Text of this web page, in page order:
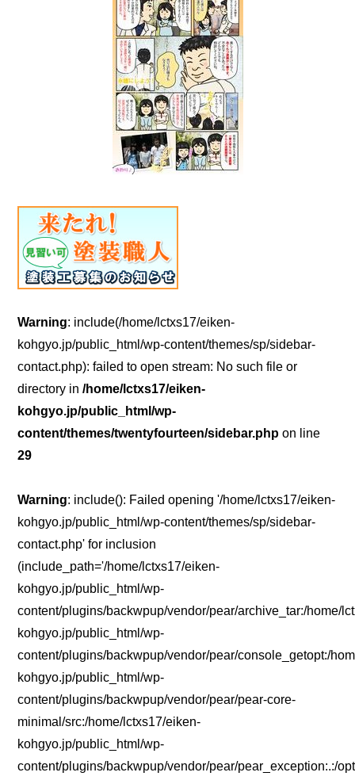
Warning: include(/home/lctxs17/eiken-
kohgyo.jp/public_html/wp-content/themes/sp/sidebar-
contact.php): failed to open stream: No such file or
directory in/home/lctxs17/eiken-
kohgyo.jp/public_html/wp-
content/themes/twentyfourteen/sidebar.php on line
29
Warning: include(): Failed opening '/home/lctxs17/eiken-
kohgyo.jp/public_html/wp-content/themes/sp/sidebar-
contact.php' for inclusion
(include_path='/home/lctxs17/eiken-
kohgyo.jp/public_html/wp-
content/plugins/backwpup/vendor/pear/archive_tar:/home/
kohgyo.jp/public_html/wp-
content/plugins/backwpup/vendor/pear/console_getopt:/
kohgyo.jp/public_html/wp-
content/plugins/backwpup/vendor/pear/pear-core-
minimal/src:/home/lctxs17/eiken-
kohgyo.jp/public_html/wp-
content/plugins/backwpup/vendor/pear/pear_exception:.:/